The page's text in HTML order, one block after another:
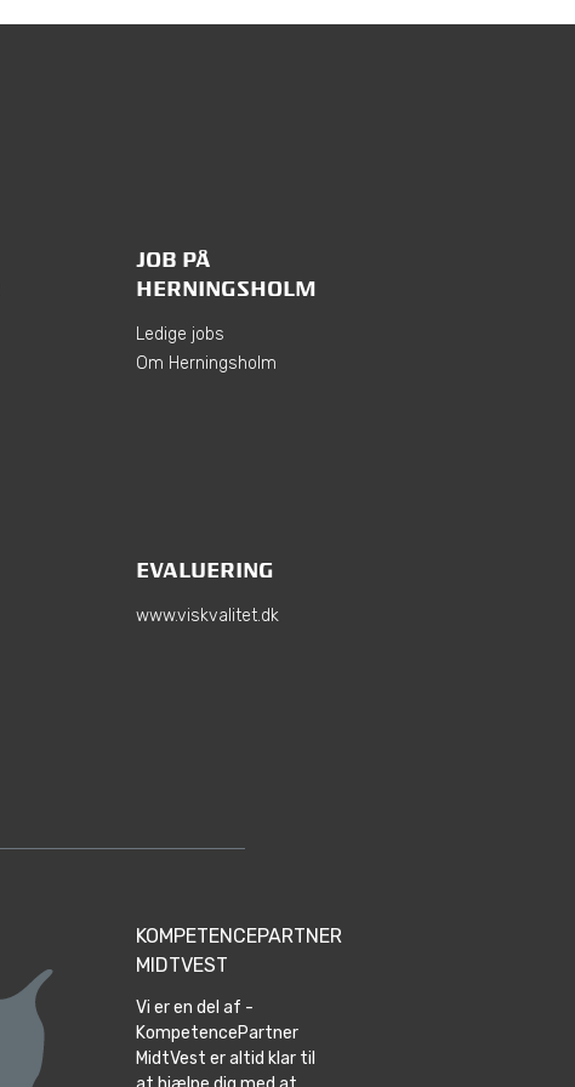
JOB PÅ
HERNINGSHOLM
Ledige jobs
Om Herningsholm
EVALUERING
www.viskvalitet.dk
KOMPETENCEPARTNER
MIDTVEST
Vi er en del af -
KompetencePartner
MidtVest er altid klar til